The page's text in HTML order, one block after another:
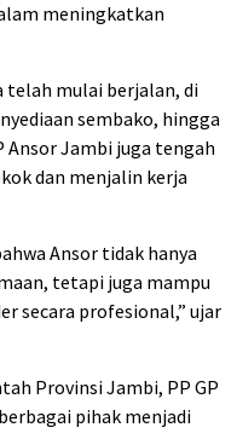
meningkatkan
telah mulai berjalan, di
sembako, hingga
Ansor Jambi juga tengah
dan menjalin kerja
Ansor tidak hanya
tetapi juga mampu
secara profesional,” ujar
Provinsi Jambi, PP GP
pihak menjadi